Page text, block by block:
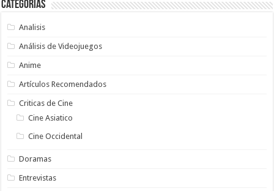
Categorias
Analisis
Análisis de Videojuegos
Anime
Artículos Recomendados
Criticas de Cine
Cine Asiatico
Cine Occidental
Doramas
Entrevistas